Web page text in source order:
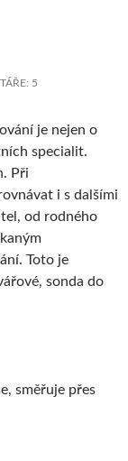
5
je nejen o
specialit.
Při
i s dalšími
od rodného
Toto je
sonda do
směřuje přes